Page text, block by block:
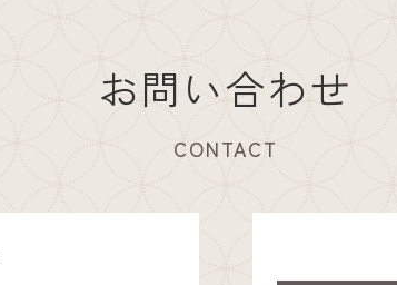
お問い合わせ
CONTACT